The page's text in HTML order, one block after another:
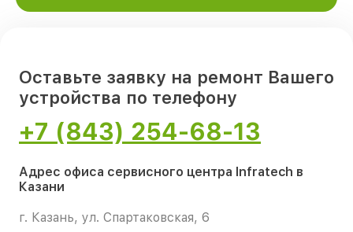
Оставьте заявку на ремонт Вашего
устройства по телефону
+7 (843) 254-68-13
Адрес офиса сервисного центра Infratech в
Казани
г. Казань, ул. Спартаковская, 6